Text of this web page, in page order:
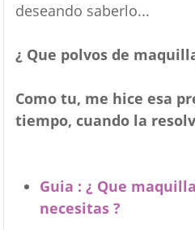
deseando saberlo...
¿ Que polvos de
Como tu, me hice esa
tiempo, cuando la
Guia : ¿ Que
necesitas ?